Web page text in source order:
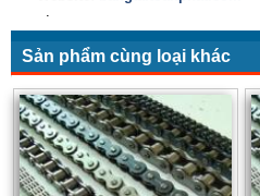
.
Sản phẩm cùng loại khác